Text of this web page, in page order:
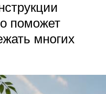
поможет
многих